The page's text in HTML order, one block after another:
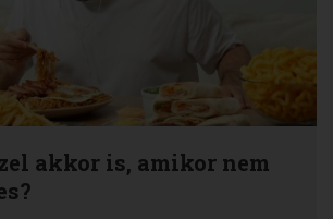
akkor is, amikor nem